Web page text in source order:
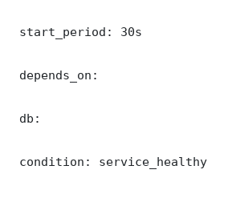
start_period: 30s
depends_on:
db:
condition: service_healthy